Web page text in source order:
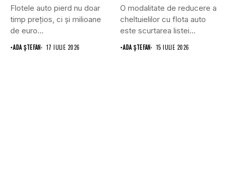
Flotele auto pierd nu doar
timp prețios, ci și milioane
de euro...
•ADA ȘTEFAN 17 IULIE 2026
O modalitate de reducere a
cheltuielilor cu flota auto
este scurtarea listei...
•ADA ȘTEFAN 15 IULIE 2026